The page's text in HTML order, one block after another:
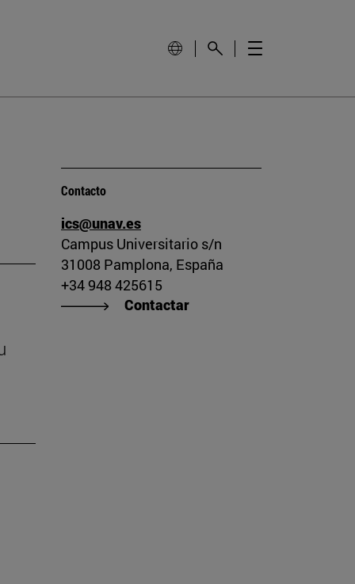
Contacto
ics@unav.es
Campus Universitario s/n
31008 Pamplona, España
+34 948 425615
Contactar